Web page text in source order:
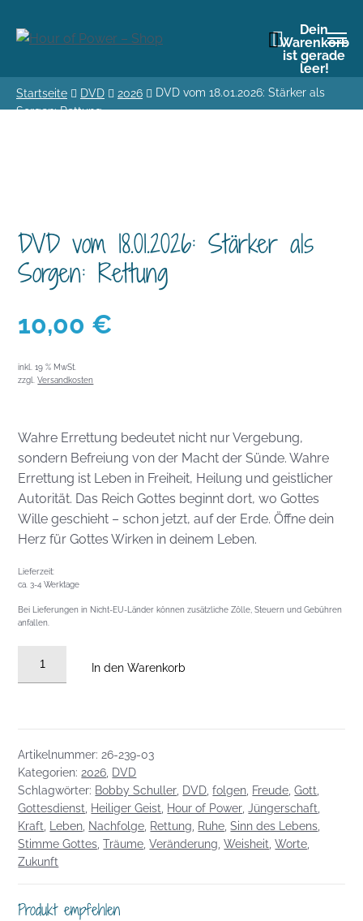
Dein
Warenkorb
ist gerade
leer!
Startseite DVD 2026
DVD vom 18.01.2026: Stärker als
Sorgen: Rettung
DVD vom 18.01.2026: Stärker als
Sorgen: Rettung
10,00 €
inkl. 19 % MwSt.
zzgl.Versandkosten
Wahre Errettung bedeutet nicht nur Vergebung,
sondern Befreiung von der Macht der Sünde. Wahre
Errettung ist Leben in Freiheit, Heilung und geistlicher
Autorität. Das Reich Gottes beginnt dort, wo Gottes
Wille geschieht – schon jetzt, auf der Erde. Öffne dein
Herz für Gottes Wirken in deinem Leben.
Lieferzeit:
ca. 3-4 Werktage
Bei Lieferungen in Nicht-EU-Länder können zusätzliche Zölle, Steuern und Gebühren
anfallen.
Sorgen:
Rettung
Menge
In den Warenkorb
Artikelnummer: 26-239-03
Kategorien: 2026 DVD
Schlagwörter: Bobby Schuller DVD ,folgen Freude ,Gott
Gottesdienst
Heiliger Geist Hour of Power ,Jüngerschaft
Kraft
Leben Nachfolge Rettung Ruhe ,Sinn des Lebens
Stimme Gottes ,Träume ,Veränderung ,Weisheit ,Worte
Zukunft
Produkt empfehlen